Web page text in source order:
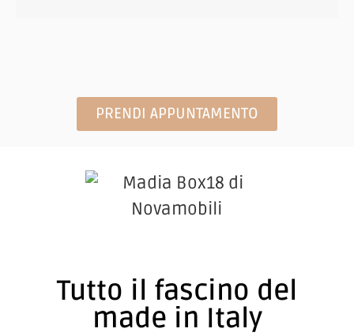
PRENDI APPUNTAMENTO
Tutto il fascino del
made in Italy